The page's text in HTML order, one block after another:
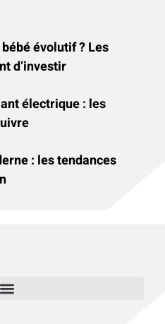
évolutif ? Les
d’investir
électrique : les
: les tendances